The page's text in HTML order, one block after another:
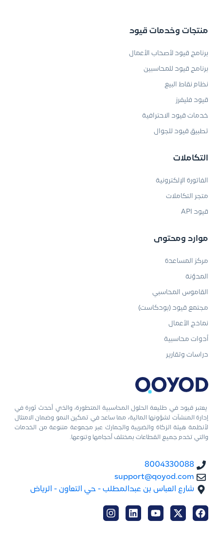
يعتبر قيود في طليعة الحلول المحاسبية المتطورة، والذي أحدث ثورة في
إدارة المنشآت لشؤونها المالية، مما ساعد في تمكين النمو وضمان الامتثال
لأنظمة هيئة الزكاة والضريبة والجمارك عبر مجموعة متنوعة من الخدمات
والتي تخدم جميع القطاعات بمختلف أحجامها وتنوعها.
8004330088
support@qoyod.com
شارع العباس بن عبدالمطلب - حي التعاون - الرياض
منتجات وخدمات قيود
برنامج قيود لأصحاب الأعمال
برنامج قيود للمحاسبين
نظام نقاط البيع
قيود فليفرز
خدمات قيود الاحترافية
تطبيق قيود للجوال
التكاملات
الفاتورة الإلكترونية
متجر التكاملات
قيود API
موارد ومحتوى
مركز المساعدة
المدوّنة
القاموس المحاسبي
مجتمع قيود (بودكاست)
نماذج الأعمال
أدوات محاسبية
دراسات وتقارير